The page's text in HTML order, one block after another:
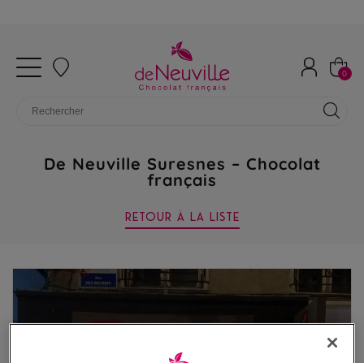
0
De Neuville Suresnes – Chocolat
français
RETOUR À LA LISTE